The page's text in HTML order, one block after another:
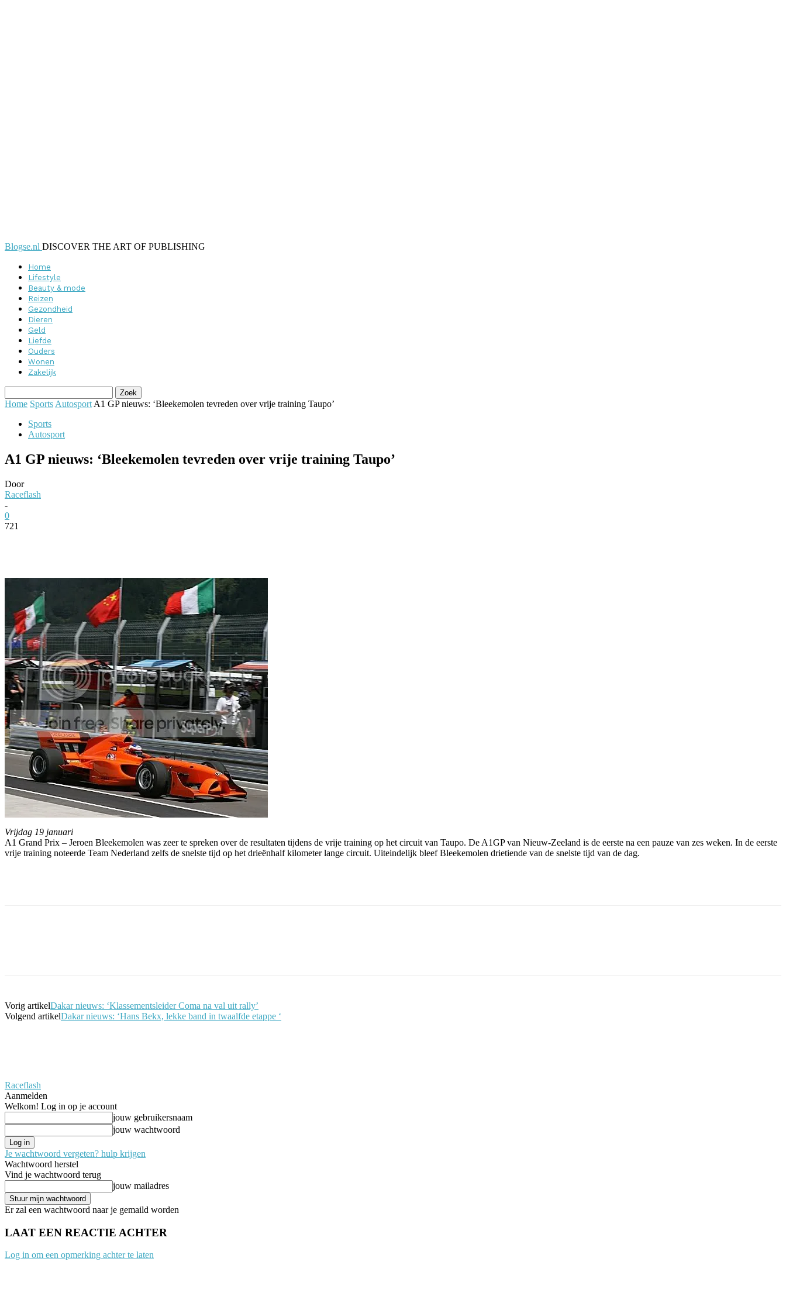
Blogse.nl DISCOVER THE ART OF PUBLISHING
Home
Lifestyle
Beauty & mode
Reizen
Gezondheid
Dieren
Geld
Liefde
Ouders
Wonen
Zakelijk
Home Sports Autosport A1 GP nieuws: ‘Bleekemolen tevreden over vrije training Taupo’
Sports
Autosport
A1 GP nieuws: ‘Bleekemolen tevreden over vrije training Taupo’
Door
Raceflash
-
0
721
Vrijdag 19 januari
A1 Grand Prix – Jeroen Bleekemolen was zeer te spreken over de resultaten tijdens de vrije training op het circuit van Taupo. De A1GP van Nieuw-Zeeland is de eerste na een pauze van zes weken. In de eerste
vrije training noteerde Team Nederland zelfs de snelste tijd op het drieënhalf kilometer lange circuit. Uiteindelijk bleef Bleekemolen drietiende van de snelste tijd van de dag.
Vorig artikelDakar nieuws: ‘Klassementsleider Coma na val uit rally’
Volgend artikelDakar nieuws: ‘Hans Bekx, lekke band in twaalfde etappe ‘
Raceflash
Aanmelden
Welkom! Log in op je account
jouw gebruikersnaam
jouw wachtwoord
Je wachtwoord vergeten? hulp krijgen
Wachtwoord herstel
Vind je wachtwoord terug
jouw mailadres
Er zal een wachtwoord naar je gemaild worden
LAAT EEN REACTIE ACHTER
Log in om een opmerking achter te laten